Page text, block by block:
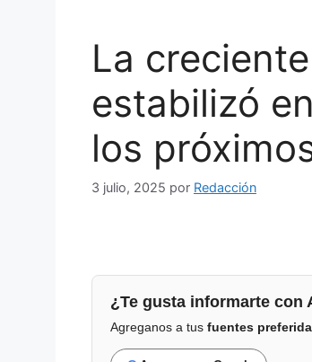
La
estabilizó
los
3 julio, 2025 por Redacción
¿Te gusta informarte con
Agreganos a tus fuentes